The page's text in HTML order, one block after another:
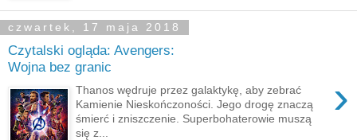
czwartek, 17 maja 2018
Czytalski ogląda: Avengers:
Wojna bez granic
›
Thanos wędruje przez galaktykę, aby zebrać
Kamienie Nieskończoności. Jego drogę znaczą
śmierć i zniszczenie. Superbohaterowie muszą
się z...